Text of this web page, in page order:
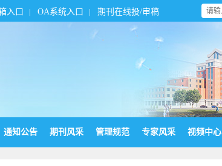
入口 OA系统入口 期刊在线投/审稿
通知公告 期刊风采 管理规范 专家风采 视频中心